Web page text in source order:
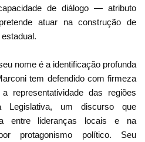
de diálogo — atributo
atuar na construção de
nome é a identificação profunda
tem defendido com firmeza
representatividade das regiões
Legislativa, um discurso que
entre lideranças locais e na
protagonismo político. Seu